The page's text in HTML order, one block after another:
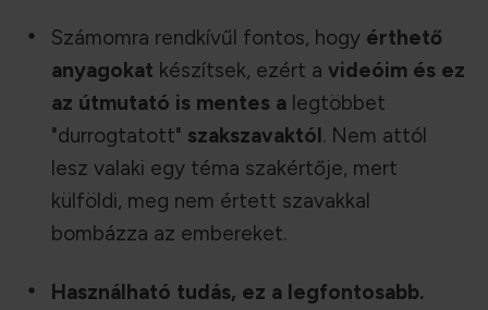
Számomra rendkívűl fontos, hogy érthető
anyagokat készítsek, ezért a videóim és ez
az útmutató is mentes a legtöbbet
"durrogtatott" szakszavaktól. Nem attól
lesz valaki egy téma szakértője, mert
külföldi, meg nem értett szavakkal
bombázza az embereket.
Használható tudás, ez a legfontosabb.